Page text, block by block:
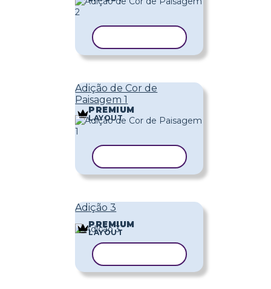
Adição de Cor de
Paisagem 1
PREMIUM
LAYOUT
Adição 3
PREMIUM
LAYOUT